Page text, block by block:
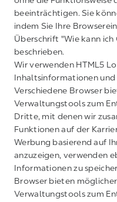
beeinträchtigen. Sie
indem Sie Ihre
Überschrift "Wie kann
beschrieben.
Wir verwenden HTML5
Inhaltsinformationen und
Verschiedene Browser
Verwaltungstools zum
Dritte, mit denen wir
Funktionen auf der
Werbung basierend auf
anzuzeigen, verwenden
Informationen zu
Browser bieten
Verwaltungstools zum